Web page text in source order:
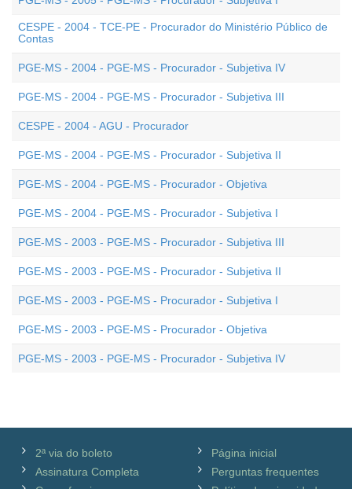
CESPE - 2004 - TCE-PE - Procurador do Ministério Público de
Contas
PGE-MS - 2004 - PGE-MS - Procurador - Subjetiva IV
PGE-MS - 2004 - PGE-MS - Procurador - Subjetiva III
CESPE - 2004 - AGU - Procurador
PGE-MS - 2004 - PGE-MS - Procurador - Subjetiva II
PGE-MS - 2004 - PGE-MS - Procurador - Objetiva
PGE-MS - 2004 - PGE-MS - Procurador - Subjetiva I
PGE-MS - 2003 - PGE-MS - Procurador - Subjetiva III
PGE-MS - 2003 - PGE-MS - Procurador - Subjetiva II
PGE-MS - 2003 - PGE-MS - Procurador - Subjetiva I
PGE-MS - 2003 - PGE-MS - Procurador - Objetiva
PGE-MS - 2003 - PGE-MS - Procurador - Subjetiva IV
2ª via do boleto
Assinatura Completa
Página inicial
Perguntas frequentes